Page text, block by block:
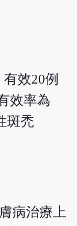
效20例
效率為
斑禿
病治療上